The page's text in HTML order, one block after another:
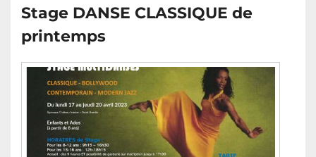
Stage DANSE CLASSIQUE de
printemps